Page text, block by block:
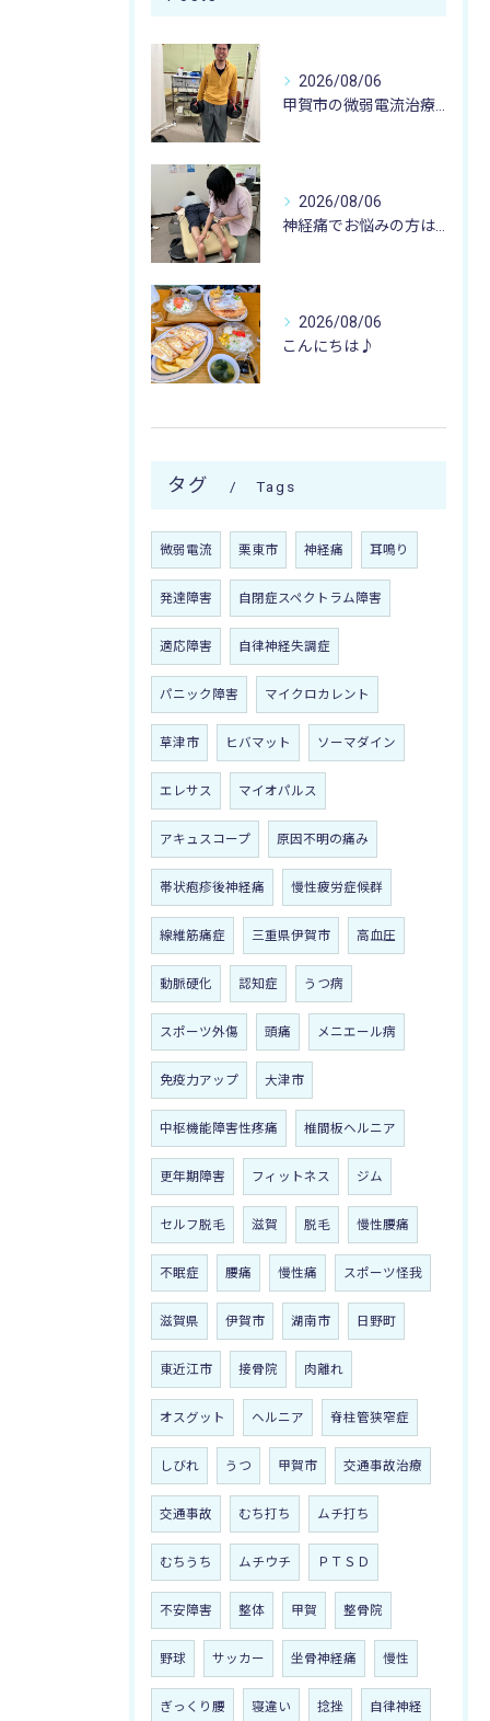
2026/08/06
2026/08/06
2026/08/06
こんにちは♪
タグ Tags
微弱電流 栗東市 神経痛 耳鳴り
発達障害 自閉症スペクトラム障害
適応障害 自律神経失調症
パニック障害 マイクロカレント
草津市 ヒバマット ソーマダイン
エレサス マイオパルス
アキュスコープ 原因不明の痛み
帯状疱疹後神経痛 慢性疲労症候群
線維筋痛症 三重県伊賀市 高血圧
動脈硬化 認知症 うつ病
スポーツ外傷 頭痛 メニエール病
免疫力アップ 大津市
中枢機能障害性疼痛 椎間板ヘルニア
更年期障害 フィットネス ジム
セルフ脱毛 滋賀 脱毛 慢性腰痛
不眠症 腰痛 慢性痛 スポーツ怪我
滋賀県 伊賀市 湖南市 日野町
東近江市 接骨院 肉離れ
オスグット ヘルニア 脊柱管狭窄症
しびれ うつ 甲賀市 交通事故治療
交通事故 むち打ち ムチ打ち
むちうち ムチウチ ＰＴＳＤ
不安障害 整体 甲賀 整骨院
野球 サッカー 坐骨神経痛 慢性
ぎっくり腰 寝違い 捻挫 自律神経